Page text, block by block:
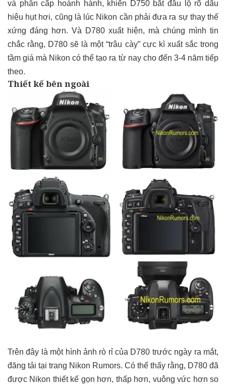
và phân cấp hoành hành, khiến D750 bắt đầu lộ rõ dấu
hiệu hụt hơi, cũng là lúc Nikon cần phải đưa ra sự thay thế
xứng đáng hơn. Và D780 xuất hiện, mà chúng mình tin
chắc rằng, D780 sẽ là một “trâu cày” cực kì xuất sắc trong
tầm giá mà Nikon có thể tạo ra từ nay cho đến 3-4 năm tiếp
theo.
Thiết kế bên ngoài
Trên đây là một hình ảnh rò rỉ của D780 trước ngày ra mắt,
đăng tải tại trang Nikon Rumors. Có thể thấy rằng, D780 đã
được Nikon thiết kế gọn hơn, thấp hơn, vuông vức hơn so